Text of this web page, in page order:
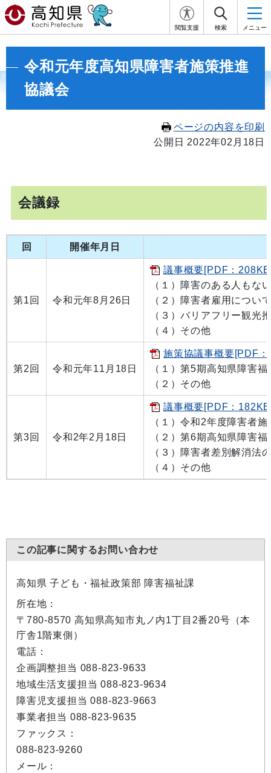
閲覧支援 検索 メニュー
令和元年度高知県障害者施策推進
協議会
ページの内容を印刷
公開日 2022年02月18日
会議録
回 開催年月日
第1回 令和元年8月26日
議事概要[PDF：
（１）障害のある人もな
（２）障害者雇用につい
（３）バリアフリー観光
（４）その他
第2回 令和元年11月18日
施策協議事概要[PDF
（１）第5期高知県障害
（２）その他
第3回 令和2年2月18日
議事概要[PDF：
（１）令和2年度障害者
（２）第6期高知県障害
（３）障害者差別解消法
（４）その他
この記事に関するお問い合わせ
高知県 子ども・福祉政策部 障害福祉課
所在地：
〒780-8570 高知県高知市丸ノ内1丁目2番20号（本
庁舎1階東側）
電話：
企画調整担当 088-823-9633
地域生活支援担当 088-823-9634
障害児支援担当 088-823-9663
事業者担当 088-823-9635
ファックス：
088-823-9260
メール：